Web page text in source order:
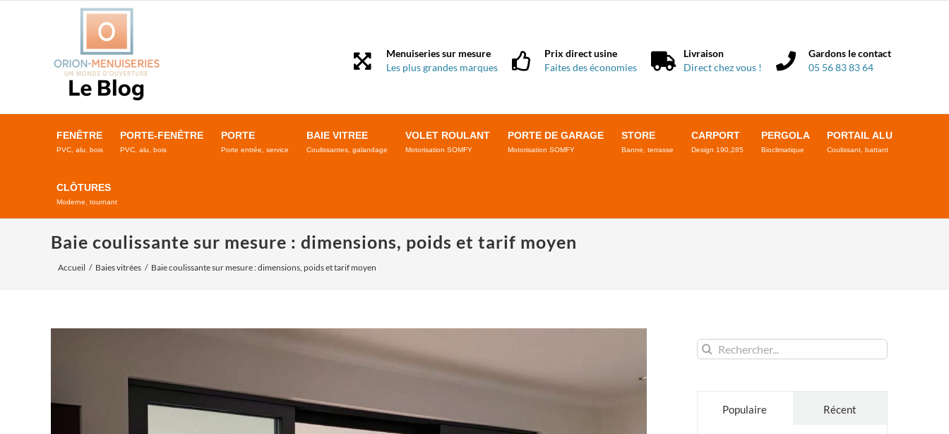
Menuiseries sur mesure
Les plus grandes marques
Prix direct usine
Faites des économies
Livraison
Direct chez vous !
Gardons le contact
05 56 83 83 64
FENÊTRE
PVC, alu, bois
PORTE-FENÊTRE
PVC, alu, bois
PORTE
Porte entrée, service
BAIE VITREE
Coulissantes, galandage
VOLET ROULANT
Motorisation SOMFY
PORTE DE GARAGE
Motorisation SOMFY
STORE
Banne, terrasse
CARPORT
Design 190,285
PERGOLA
Bioclimatique
PORTAIL ALU
Coulissant, battant
CLÔTURES
Moderne, tournant
Baie coulissante sur mesure : dimensions, poids et tarif moyen
Accueil Baies vitrées Baie coulissante sur mesure : dimensions, poids et tarif moyen
Rechercher:
Populaire Récent